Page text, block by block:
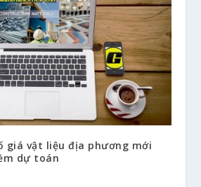
giá vật liệu địa phương mới
dự toán